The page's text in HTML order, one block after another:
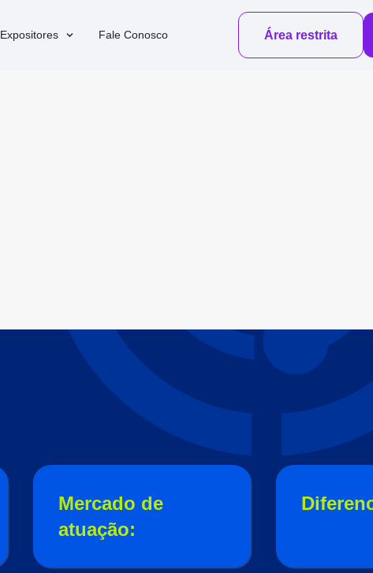
Expositores Fale Conosco Área restrita
Mercado de
atuação: